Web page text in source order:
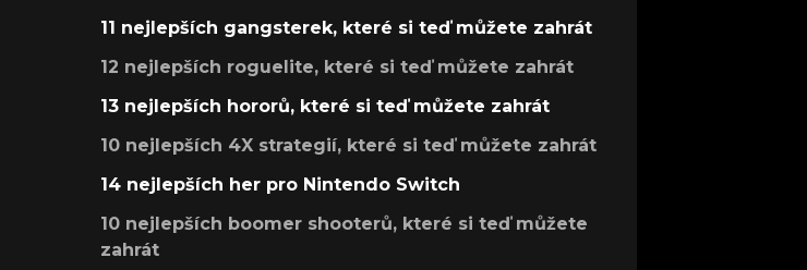
11 nejlepších gangsterek, které si teď můžete zahrát
12 nejlepších roguelite, které si teď můžete zahrát
13 nejlepších hororů, které si teď můžete zahrát
10 nejlepších 4X strategií, které si teď můžete zahrát
14 nejlepších her pro Nintendo Switch
10 nejlepších boomer shooterů, které si teď můžete
zahrát